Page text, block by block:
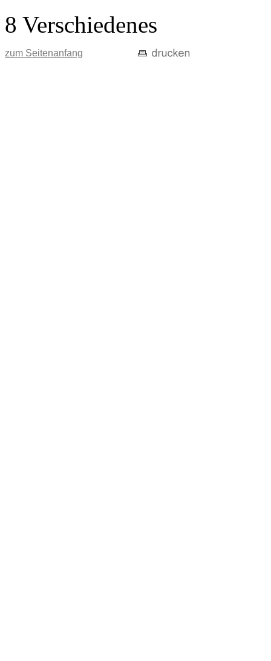
8 Verschiedenes
zum Seitenanfang